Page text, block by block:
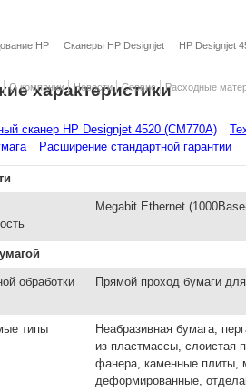
О компании Новости Сервис Расходные
HP Cканеры HP Designjet HP Designjet
характеристики
сканер HP Designjet 4520 (CM770A)
Расширение стандартной гарантии
Megabit Ethernet
обработки
Прямой проход бумаги
типы
Неабразивная бумага,
из пластмассы, слоистая
фанера, каменные плиты,
деформированные,